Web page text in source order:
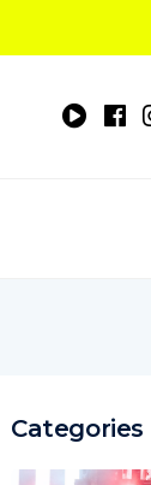
Categories